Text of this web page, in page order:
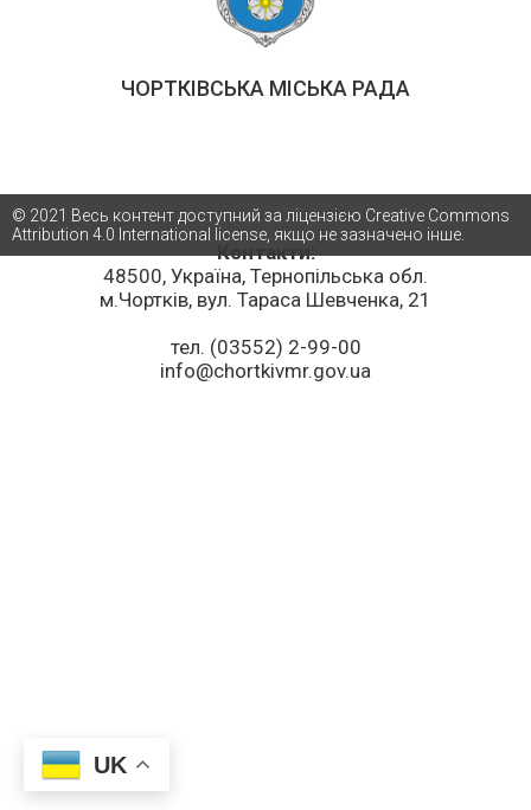
ЧОРТКІВСЬКА МІСЬКА РАДА
Контакти:
48500, Україна, Тернопільська обл.
м.Чортків, вул. Тараса Шевченка, 21
тел. (03552) 2-99-00
info@chortkivmr.gov.ua
© 2021 Весь контент доступний за ліцензією Creative Commons
Attribution 4.0 International license, якщо не зазначено інше.
UK